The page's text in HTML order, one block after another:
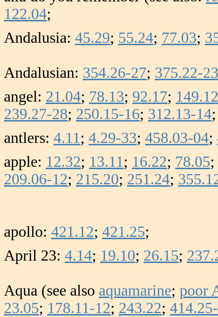
122.04;
Andalusia: 45.29; 55.24; 77.03;
Andalusian: 354.26-27; 375.22-23
angel: 21.04; 78.13; 92.17; 149.12
239.27-28; 250.15-16; 312.13-14;
antlers: 4.11; 4.29-33; 458.03-04;
apple: 12.32; 13.11; 16.22; 78.05;
209.06-12; 215.20; 251.24;
apollo: 421.12; 421.25;
April 23: 4.14; 19.10; 26.15;
Aqua (see also aquamarine; poor
23.05; 178.11-12; 243.22;